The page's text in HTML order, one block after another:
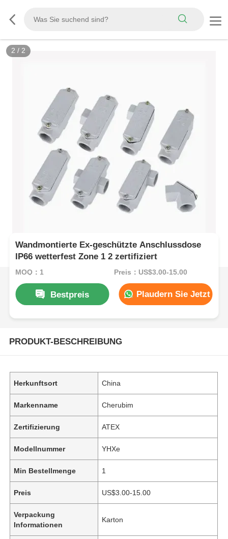
2 / 2
Wandmontierte Ex-geschützte Anschlussdose
IP66 wetterfest Zone 1 2 zertifiziert
MOQ：1 Preis：US$3.00-15.00
Bestpreis Plaudern Sie Jetzt
PRODUKT-BESCHREIBUNG
Herkunftsort China
Markenname Cherubim
Zertifizierung ATEX
Modellnummer YHXe
Min Bestellmenge 1
Preis US$3.00-15.00
Verpackung
Informationen
Karton